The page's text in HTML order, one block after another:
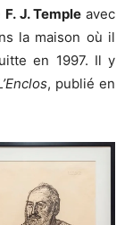
F. J. Templeavec
la maison où il
en 1997. Il y
, publié en